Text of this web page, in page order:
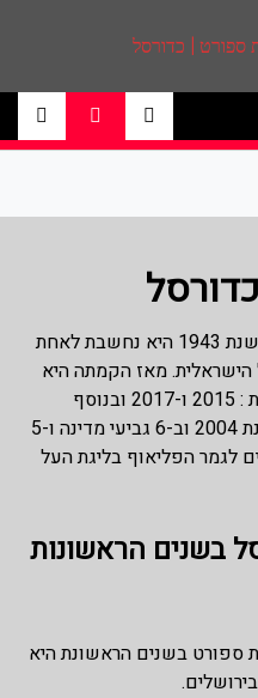
| חדשות
אתר חדשות ספורט
ליגות הכדורסל
הנבא, ליגת העל
לפרטים היכנסו לאתר
הפועל ירושלים בכדורסל נוסדה בשנת 1943 היא נחשבת לאחת
הישראלית. מאז הקמתה היא
זכתה בשתי אליפויות בשנים הבאות : 2015 ו-2017 ובנוסף
הקבוצה גם זכתה בגביע יול"ב בשנת 2004 וב-6 גביעי מדינה ו-5
הקבוצה הגיעה 7 פעמים לגמר הפליאוף בליגת העל
בשנים הראשונות
ספורט בשנים הראשונת היא